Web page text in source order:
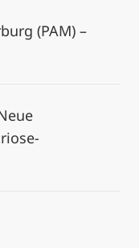
(PAM) –